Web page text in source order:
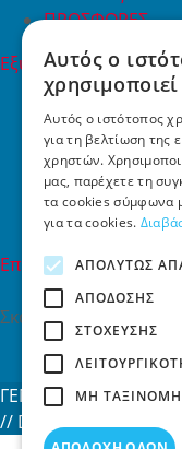
ΠΡΟΣΦΟΡΕΣ
Εξυπηρέτηση
Εξυπηρέτηση
Συχνές
Όροι χρήσης
Τρόποι
Επιστροφές
Επικοινωνία
Επικοινωνία
Σκαλάνι, Ηράκλειο
2810731415
info[at]toys4u.gr
ΓΕΜΗ: 188101127000
// Designed &
Αυτός ο
Αυτός ο ιστότοπος
για τη βελτίωση της
χρηστών.
μας, παρέχετε τη
τα cookies σύμφωνα
για τα cookies.
ΑΠΟΛΎΤΩΣ
ΑΠΌΔΟΣΗΣ
ΣΤΌΧΕΥΣΗΣ
ΜΗ